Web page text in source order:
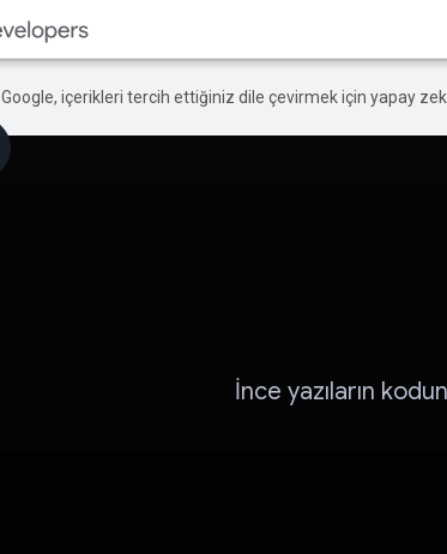
Google, içerikleri tercih ettiğiniz dile çevirmek için yapay
İnce yazıların